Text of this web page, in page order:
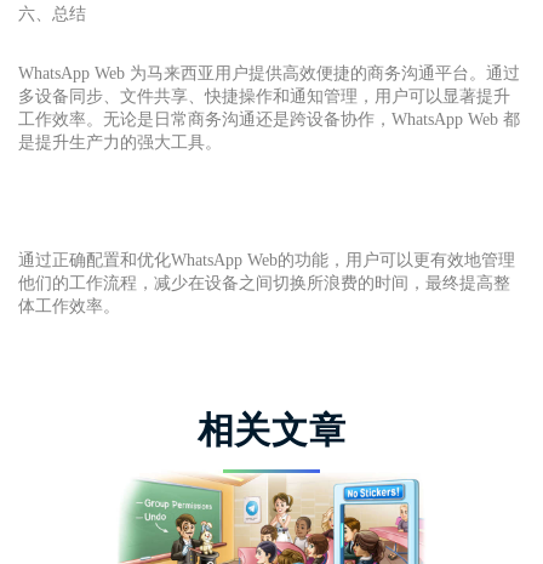
六、总结
WhatsApp Web 为马来西亚用户提供高效便捷的商务沟通平台。通过
多设备同步、文件共享、快捷操作和通知管理，用户可以显著提升
工作效率。无论是日常商务沟通还是跨设备协作，WhatsApp Web 都
是提升生产力的强大工具。
通过正确配置和优化WhatsApp Web的功能，用户可以更有效地管理
他们的工作流程，减少在设备之间切换所浪费的时间，最终提高整
体工作效率。
相关文章